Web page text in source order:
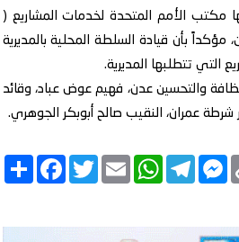
مكتب الأمم المتحدة لخدمات المشاريع (
مؤكداً بأن قيادة السلطة المحلية بالمديرية
التي تتطلبها المديرية.
والتحسين عدن، فهيم عوض عباد، وقائد
عمران، النقيب صالح أبوبكر الجوهري.
انشر
FacebookTwitterEmail
WhatsApp
Telegram
Messenger